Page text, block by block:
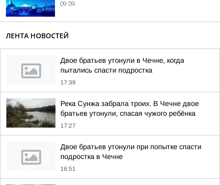
09:09
ЛЕНТА НОВОСТЕЙ
Двое братьев утонули в Чечне, когда
пытались спасти подростка
17:39
Река Сунжа забрала троих. В Чечне двое
братьев утонули, спасая чужого ребёнка
17:27
Двое братьев утонули при попытке спасти
подростка в Чечне
16:51